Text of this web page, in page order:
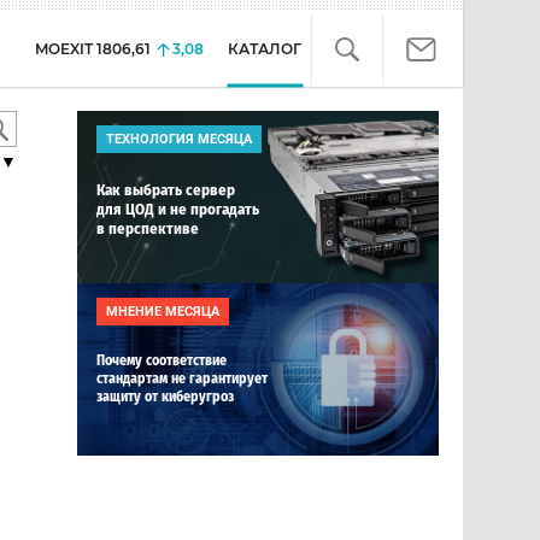
MOEXIT 1806,61 3,08 КАТАЛОГ
ТЕХНОЛОГИЯ МЕСЯЦА
Как выбрать сервер
для ЦОД и не прогадать
в перспективе
МНЕНИЕ МЕСЯЦА
Почему соответствие
стандартам не гарантирует
защиту от киберугроз